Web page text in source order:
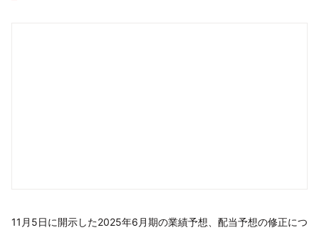
11月5日に開示した2025年6月期の業績予想、配当予想の修正につ